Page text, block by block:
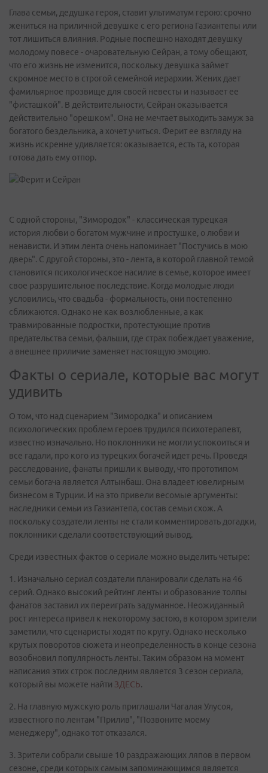
Глава семьи, дедушка героя, ставит ультиматум герою: срочно
жениться на приличной девушке с его региона Газиантепы или
тот лишиться влияния. Родные поспешно находят девушку
молодому повесе - очаровательную Сейран, а тому обещают,
что его жизнь не изменится, поскольку девушка займет
скромное место в строгой семейной иерархии. Жених дает
фамильярное прозвище для своей невесты и называет ее
"фисташкой". В действительности, Сейран оказывается
действительно "орешком". Она не мечтает выходить замуж за
богатого бездельника, а хочет учиться. Ферит ее взгляду на
жизнь искренне удивляется: оказывается, есть та, которая
готова дать ему отпор.
С одной стороны, "Зимородок" - классическая турецкая
история любви о богатом мужчине и простушке, о любви и
ненависти. И этим лента очень напоминает "Постучись в мою
дверь". С другой стороны, это - лента, в которой главной темой
становится психологическое насилие в семье, которое имеет
свое разрушительное последствие. Когда молодые люди
условились, что свадьба - формальность, они постепенно
сближаются. Однако не как возлюбленные, а как
травмированные подростки, протестующие против
предательства семьи, фальши, где страх побеждает уважение,
а внешнее приличие заменяет настоящую эмоцию.
Факты о сериале, которые вас могут
удивить
О том, что над сценарием "Зимородка" и описанием
психологических проблем героев трудился психотерапевт,
известно изначально. Но поклонники не могли успокоиться и
все гадали, про кого из турецких богачей идет речь. Проведя
расследование, фанаты пришли к выводу, что прототипом
семьи богача является Алтынбаш. Она владеет ювелирным
бизнесом в Турции. И на это привели весомые аргументы:
наследники семьи из Газиантепа, состав семьи схож. А
поскольку создатели ленты не стали комментировать догадки,
поклонники сделали соответствующий вывод.
Среди известных фактов о сериале можно выделить четыре:
1. Изначально сериал создатели планировали сделать на 46
серий. Однако высокий рейтинг ленты и образование толпы
фанатов заставил их переиграть задуманное. Неожиданный
рост интереса привел к некоторому застою, в котором зрители
заметили, что сценаристы ходят по кругу. Однако несколько
крутых поворотов сюжета и неопределенность в конце сезона
возобновил популярность ленты. Таким образом на момент
написания этих строк последним является 3 сезон сериала,
который вы можете найти ЗДЕСЬ.
2. На главную мужскую роль приглашали Чагалая Улусоя,
известного по лентам "Прилив", "Позвоните моему
менеджеру", однако тот отказался.
3. Зрители собрали свыше 10 раздражающих ляпов в первом
сезоне, среди которых самым запоминающимся является